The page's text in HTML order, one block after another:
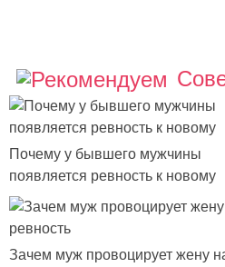
Почему у бывшего мужчины
появляется ревность к новому
Зачем муж провоцирует жену